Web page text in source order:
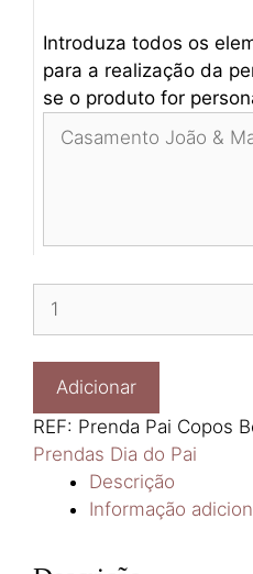
Introduza todos os
para a realização da
se o produto for
Beirão
Adicionar
REF: Prenda Pai Copos
Prendas Dia do Pai
Descrição
Informação